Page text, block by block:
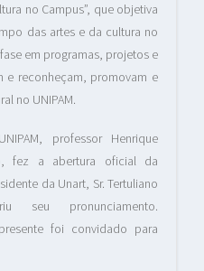
no Campus”, que objetiva
das artes e da cultura no
em programas, projetos e
e reconheçam, promovam e
no UNIPAM.
professor Henrique
fez a abertura oficial da
da Unart, Sr. Tertuliano
seu pronunciamento.
foi convidado para